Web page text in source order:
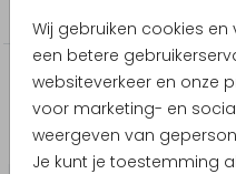
Wij gebruiken cookies
een betere
websiteverkeer en onze
voor marketing- en
weergeven van
Je kunt je toestemming
Nog meer in deze stijl
Bedankkaart